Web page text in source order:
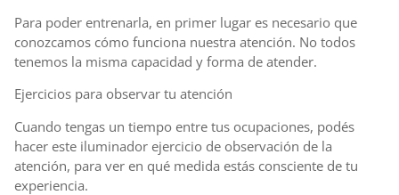
Para poder entrenarla, en primer lugar es necesario que
conozcamos cómo funciona nuestra atención. No todos
tenemos la misma capacidad y forma de atender.
Ejercicios para observar tu atención
Cuando tengas un tiempo entre tus ocupaciones, podés
hacer este iluminador ejercicio de observación de la
atención, para ver en qué medida estás consciente de tu
experiencia.